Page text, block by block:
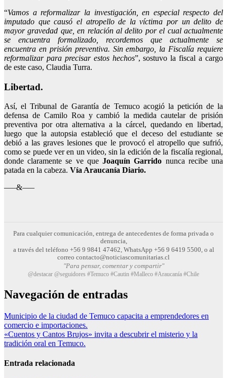
“Vamos a reformalizar la investigación, en especial respecto del
imputado que causó el atropello de la víctima por un delito de
mayor gravedad que, en relación al delito por el cual actualmente
se encuentra formalizado, recordemos que actualmente se
encuentra en prisión preventiva. Sin embargo, la Fiscalía requiere
reformalizar para precisar estos hechos”, sostuvo la fiscal a cargo
de este caso, Claudia Turra.
Libertad.
Así, el Tribunal de Garantía de Temuco acogió la petición de la
defensa de Camilo Roa y cambió la medida cautelar de prisión
preventiva por otra alternativa a la cárcel, quedando en libertad,
luego que la autopsia estableció que el deceso del estudiante se
debió a las graves lesiones que le provocó el atropello que sufrió,
como se puede ver en un video, sin la edición de la fiscalía regional,
donde claramente se ve queJoaquín Garrido nunca recibe una
patada en la cabeza. Vía Araucanía Diario.
—–&—–
Para cualquier comunicación, entrega de antecedentes de forma privada o
denuncia,
a través del teléfono +56 9 9841 47462, WhatsApp +56 9 6419 5500, o al
correo contacto@noticiascomunitarias.cl
"Para pensar, comentar y compartir"
@destacar @seguidores #Temuco #Cautin #Malleco #Araucanía #Chile
Navegación de entradas
Municipio de la ciudad de Temuco capacita a emprendedores en
comercio e importaciones.
«Cuentos y Cantos Brujos» invita a descubrir el misterio y la
tradición oral en Temuco.
Entrada relacionada